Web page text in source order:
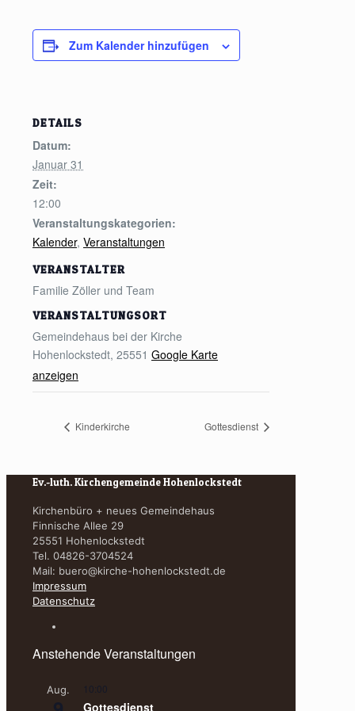
Zum Kalender hinzufügen
DETAILS
Datum:
Januar 31
Zeit:
12:00
Veranstaltungskategorien:
Kalender, Veranstaltungen
VERANSTALTUNGSORT
Gemeindehaus bei der Kirche
Hohenlockstedt, 25551 Google Karte
anzeigen
VERANSTALTER
Familie Zöller und Team
Kinderkirche Gottesdienst
Ev.-luth. Kirchengemeinde Hohenlockstedt
Kirchenbüro + neues Gemeindehaus
Finnische Allee 29
25551 Hohenlockstedt
Tel. 04826-3704524
Mail: buero@kirche-hohenlockstedt.de
Impressum
Datenschutz
Anstehende Veranstaltungen
Aug. 10:00
Gottesdienst